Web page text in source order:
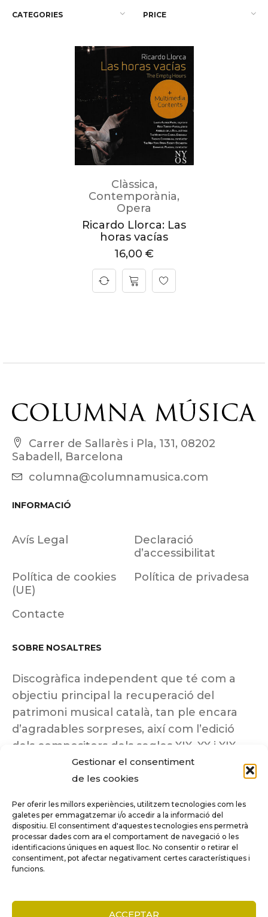
Gestionar el consentiment
de les cookies
Per oferir les millors experiències, utilitzem tecnologies com les
galetes per emmagatzemar i/o accedir a la informació del
dispositiu. El consentiment d'aquestes tecnologies ens permetrà
processar dades com ara el comportament de navegació o les
identificacions úniques en aquest lloc. No consentir o retirar el
consentiment, pot afectar negativament certes característiques i
funcions.
ACCEPTAR
CATEGORIES PRICE
Clàssica,
Contemporània,
Opera
Ricardo Llorca: Las
horas vacías
16,00 €
Carrer de Sallarès i Pla, 131, 08202
Sabadell, Barcelona
columna@columnamusica.com
INFORMACIÓ
Avís Legal
Declaració
d’accessibilitat
Política de cookies
(UE)
Política de privadesa
Contacte
SOBRE NOSALTRES
Discogràfica independent que té com a
objectiu principal la recuperació del
patrimoni musical català, tan ple encara
d’agradables sorpreses, així com l’edició
dels compositors dels segles XIX, XX i XIX
insuficientment coneguts.
Tots els drets reservats a ©Columna
Música.
COMPARE (0)